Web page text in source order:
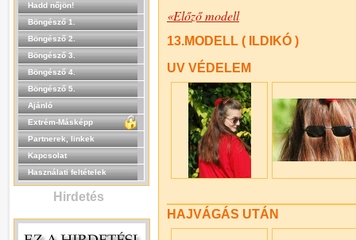
Hadd nőjön!
Böngésző 1.
Böngésző 2.
Böngésző 3.
Böngésző 4.
Böngésző 5.
Ajánló
Extrém-Másképp
Partnerek, linkek
Kapcsolat
Használati feltételek
Hirdetés
«Előző modell
13.MODELL ( ILDIKÓ )
UV VÉDELEM
HAJVÁGÁS UTÁN